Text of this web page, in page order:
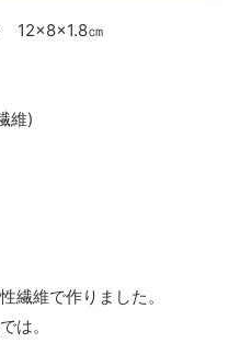
12×8×1.8㎝
維)
繊維で作りました。
は。